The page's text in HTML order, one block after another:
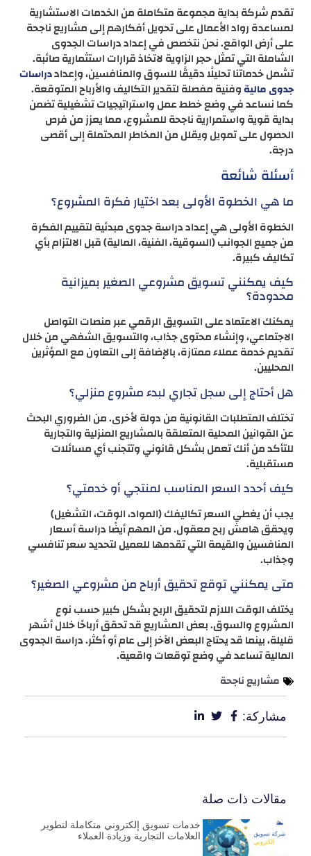
تقدم شركة بداية مجموعة متكاملة من الخدمات الاستشارية
لمساعدة رواد الأعمال على تحويل أفكارهم إلى مشاريع ناجحة
على أرض الواقع. نحن نتخصص في إعداد دراسات الجدوى
الشاملة التي تمثل حجر الزاوية لاتخاذ قرارات استثمارية صائبة.
تشمل خدماتنا تحليلًا دقيقًا للسوق والمنافسين، وإعداددراسات
جدوى ماليةوفنية مفصلة لتقدير التكاليف والأرباح المتوقعة.
كما نساعد في وضع خطط عمل واستراتيجيات تشغيلية تضمن
بداية قوية واستمرارية ناجحة للمشروع، مما يعزز من فرص
الحصول على تمويل ويقلل من المخاطر المحتملة إلى أقصى
درجة.
أسئلة شائعة
ما هي الخطوة الأولى بعد اختيار فكرة المشروع؟
الخطوة الأولى هي إعداد دراسة جدوى مبدئية لتقييم الفكرة
من جميع الجوانب (السوقية، الفنية، المالية) قبل الالتزام بأي
تكاليف كبيرة.
كيف يمكنني تسويق مشروعي الصغير بميزانية
محدودة؟
يمكنك الاعتماد على التسويق الرقمي عبر منصات التواصل
الاجتماعي، وإنشاء محتوى جذاب، والتسويق الشفهي من خلال
تقديم خدمة عملاء ممتازة، بالإضافة إلى التعاون مع المؤثرين
المحليين.
هل أحتاج إلى سجل تجاري لبدء مشروع منزلي؟
تختلف المتطلبات القانونية من دولة لأخرى. من الضروري البحث
عن القوانين المحلية المتعلقة بالمشاريع المنزلية والتجارية
للتأكد من أنك تعمل بشكل قانوني وتتجنب أي مسائلات
مستقبلية.
كيف أحدد السعر المناسب لمنتجي أو خدمتي؟
يجب أن يغطي السعر تكاليفك (المواد، الوقت، التشغيل)
ويحقق هامش ربح معقول. من المهم أيضًا دراسة أسعار
المنافسين والقيمة التي تقدمها للعميل لتحديد سعر تنافسي
وجذاب.
متى يمكنني توقع تحقيق أرباح من مشروعي الصغير؟
يختلف الوقت اللازم لتحقيق الربح بشكل كبير حسب نوع
المشروع والسوق. بعض المشاريع قد تحقق أرباحًا خلال أشهر
قليلة، بينما قد يحتاج البعض الآخر إلى عام أو أكثر. دراسة الجدوى
المالية تساعد في وضع توقعات واقعية.
مشاريع ناجحة
مشاركة:
مقالات ذات صلة
خدمات تسويق إلكتروني متكاملة لتطوير
العلامات التجارية وزيادة العملاء